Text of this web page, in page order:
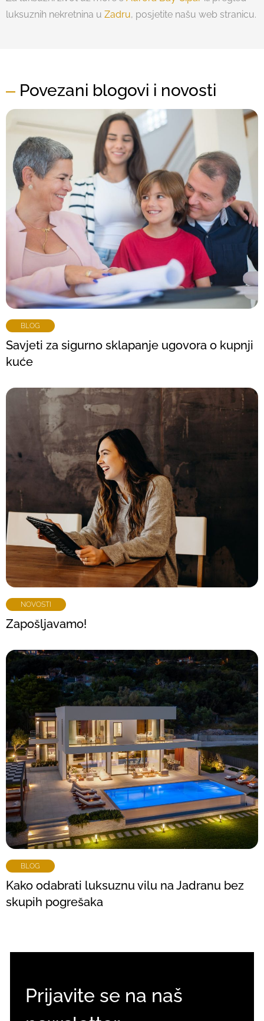
luksuznih nekretnina u Zadru, posjetite našu web stranicu.
Povezani blogovi i novosti
BLOG
Savjeti za sigurno sklapanje ugovora o kupnji
kuće
NOVOSTI
Zapošljavamo!
BLOG
Kako odabrati luksuznu vilu na Jadranu bez
skupih pogrešaka
Prijavite se na naš